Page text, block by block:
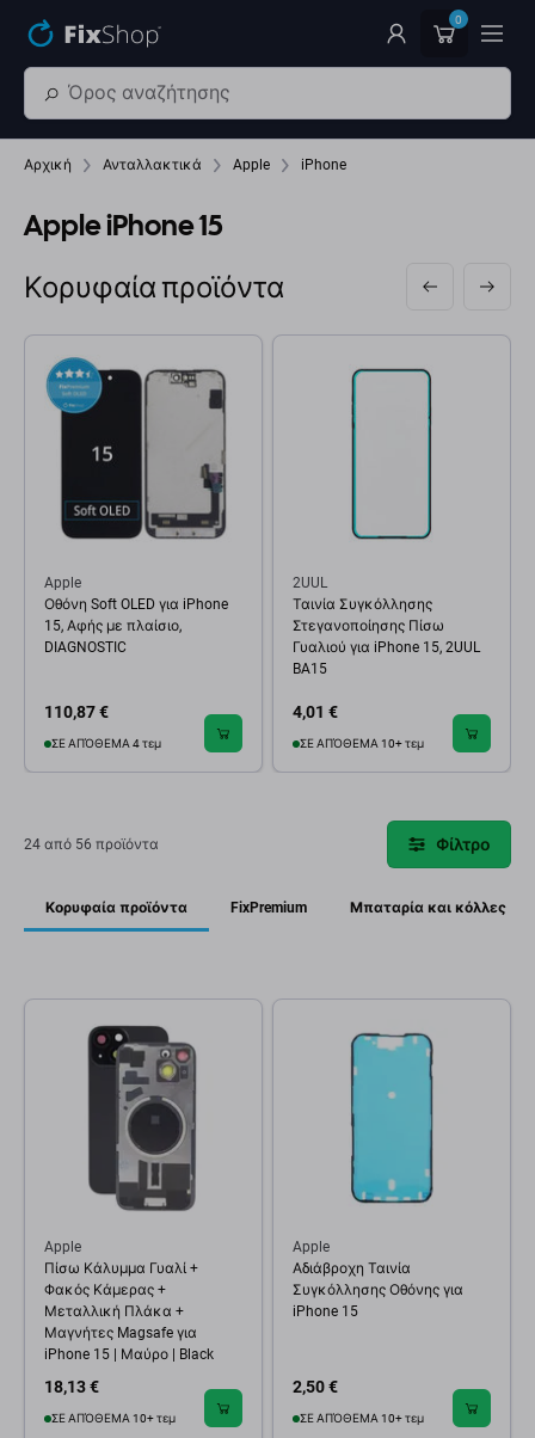
0
Αρχική Ανταλλακτικά Apple iPhone
Apple iPhone 15
Κορυφαία προϊόντα
Apple
Οθόνη Soft OLED για iPhone
15, Αφής με πλαίσιο,
DIAGNOSTIC
110,87 €
ΣΕ ΑΠΌΘΕΜΑ 4 τεμ
2UUL
Ταινία Συγκόλλησης
Στεγανοποίησης Πίσω
Γυαλιού για iPhone 15, 2UUL
BA15
4,01 €
ΣΕ ΑΠΌΘΕΜΑ 10+ τεμ
24 από 56 προϊόντα Φίλτρο
Κορυφαία προϊόντα FixPremium Μπαταρία και κόλλες
Apple
Πίσω Κάλυμμα Γυαλί +
Φακός Κάμερας +
Μεταλλική Πλάκα +
Μαγνήτες Magsafe για
iPhone 15 | Μαύρο | Black
18,13 €
ΣΕ ΑΠΌΘΕΜΑ 10+ τεμ
Apple
Αδιάβροχη Ταινία
Συγκόλλησης Οθόνης για
iPhone 15
2,50 €
ΣΕ ΑΠΌΘΕΜΑ 10+ τεμ